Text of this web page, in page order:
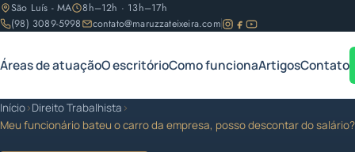
São Luís - MA
8h–12h · 13h–17h
(98) 3089-5998
contato@maruzzateixeira.com
Áreas de atuaçãoO escritórioComo funcionaArtigosContato
Início›Direito Trabalhista ›
Meu funcionário bateu o carro da empresa, posso descontar do salário?